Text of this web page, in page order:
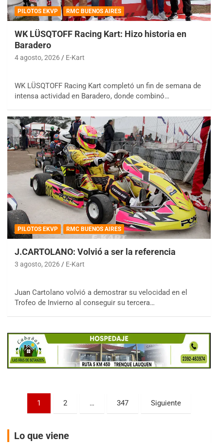
PILOTOS EKVP RMC BUENOS AIRES
WK LÜSQTOFF Racing Kart: Hizo historia en
Baradero
4 agosto, 2026 E-Kart
WK LÜSQTOFF Racing Kart completó un fin de semana de
intensa actividad en Baradero, donde combinó…
PILOTOS EKVP RMC BUENOS AIRES
J.CARTOLANO: Volvió a ser la referencia
3 agosto, 2026 E-Kart
Juan Cartolano volvió a demostrar su velocidad en el
Trofeo de Invierno al conseguir su tercera…
Paginación
entradas
1 2 … 347 Siguiente
Lo que viene
IAME SERIES ARGENTINA 6
Baradero (Buenos Aires)
KDO - F6
Ciudad de Trenque Lauquen (Asfalto)
Trenque Lauquen (Buenos Aires)
Villaguay (Entre Ríos)
VICTORIENSE - F7